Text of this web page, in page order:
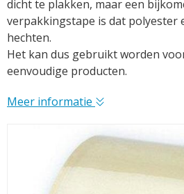
dicht te plakken, maar een
verpakkingstape is dat polyester
hechten.
Het kan dus gebruikt worden
eenvoudige producten.
Meer informatie